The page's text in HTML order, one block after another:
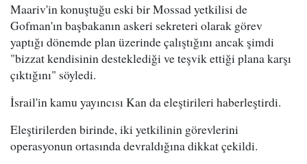
Maariv'in konuştuğu eski bir Mossad yetkilisi de
Gofman'ın başbakanın askeri sekreteri olarak görev
yaptığı dönemde plan üzerinde çalıştığını ancak şimdi
"bizzat kendisinin desteklediği ve teşvik ettiği plana karşı
çıktığını" söyledi.
İsrail'in kamu yayıncısı Kan da eleştirileri haberleştirdi.
Eleştirilerden birinde, iki yetkilinin görevlerini
operasyonun ortasında devraldığına dikkat çekildi.